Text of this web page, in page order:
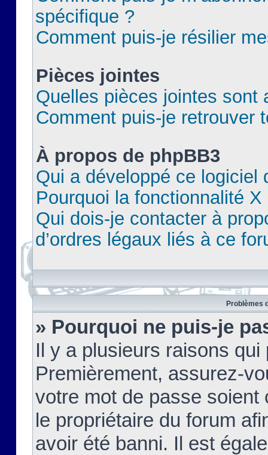
spécifique ?
Comment puis-je résilier
Pièces jointes
Quelles pièces jointes sont
Comment puis-je retrouver
À propos de phpBB3
Qui a développé ce logiciel
Pourquoi la fonctionnalité X
Qui dois-je contacter à
d’ordres légaux liés à ce
Problèmes
» Pourquoi ne puis-je
Il y a plusieurs raisons
Premièrement, assurez-
votre mot de passe soient
le propriétaire du forum
avoir été banni. Il est